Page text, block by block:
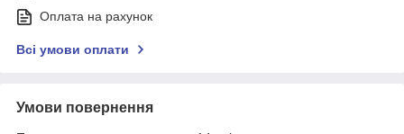
Оплата на рахунок
Всі умови оплати
Умови повернення